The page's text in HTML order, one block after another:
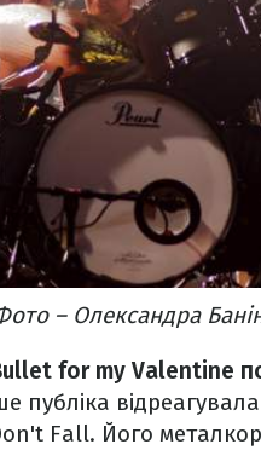
– Олександра
for my Valentine
публіка
Fall. Його